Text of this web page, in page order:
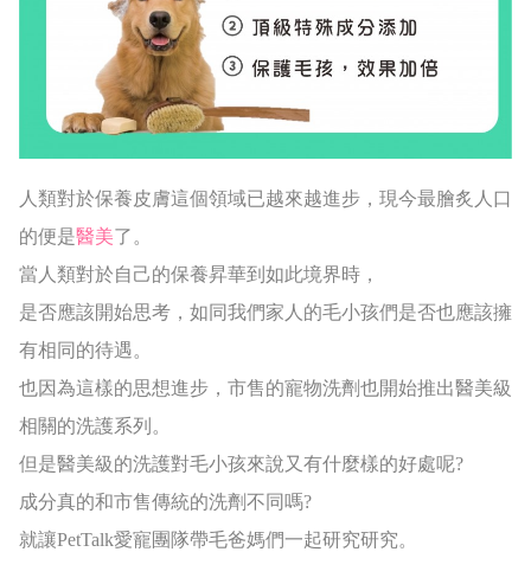
人類對於保養皮膚這個領域已越來越進步，現今最膾炙人口
的便是醫美了。
當人類對於自己的保養昇華到如此境界時，
是否應該開始思考，如同我們家人的毛小孩們是否也應該擁
有相同的待遇。
也因為這樣的思想進步，市售的寵物洗劑也開始推出醫美級
相關的洗護系列。
但是醫美級的洗護對毛小孩來說又有什麼樣的好處呢?
成分真的和市售傳統的洗劑不同嗎?
就讓PetTalk愛寵團隊帶毛爸媽們一起研究研究。